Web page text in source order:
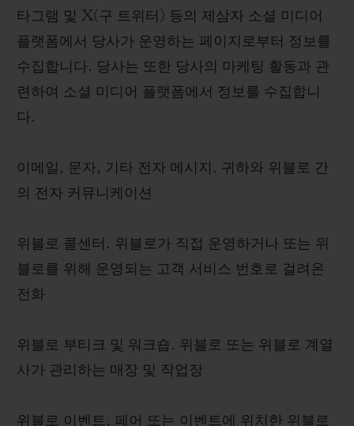
타그램 및 X(구 트위터) 등의 제삼자 소셜 미디어
플랫폼에서 당사가 운영하는 페이지로부터 정보를
수집합니다. 당사는 또한 당사의 마케팅 활동과 관
련하여 소셜 미디어 플랫폼에서 정보를 수집합니
다.
이메일, 문자, 기타 전자 메시지. 귀하와 위블로 간
의 전자 커뮤니케이션
위블로 콜센터. 위블로가 직접 운영하거나 또는 위
블로를 위해 운영되는 고객 서비스 번호로 걸려온
전화
위블로 부티크 및 워크숍. 위블로 또는 위블로 계열
사가 관리하는 매장 및 작업장
위블로 이벤트, 페어 또는 이벤트에 위치한 위블로